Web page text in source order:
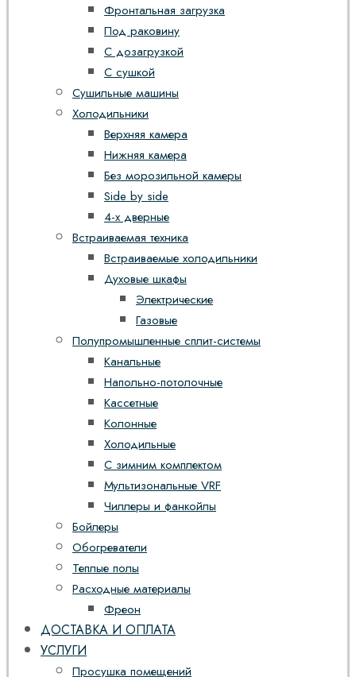
Фронтальная загрузка
Под раковину
С дозагрузкой
С сушкой
Сушильные машины
Холодильники
Верхняя камера
Нижняя камера
Без морозильной камеры
Side by side
4-х дверные
Встраиваемая техника
Встраиваемые холодильники
Духовые шкафы
Электрические
Газовые
Полупромышленные сплит-системы
Канальные
Напольно-потолочные
Кассетные
Колонные
Холодильные
С зимним комплектом
Мультизональные VRF
Чиллеры и фанкойлы
Бойлеры
Обогреватели
Теплые полы
Расходные материалы
Фреон
ДОСТАВКА И ОПЛАТА
УСЛУГИ
Просушка помещений